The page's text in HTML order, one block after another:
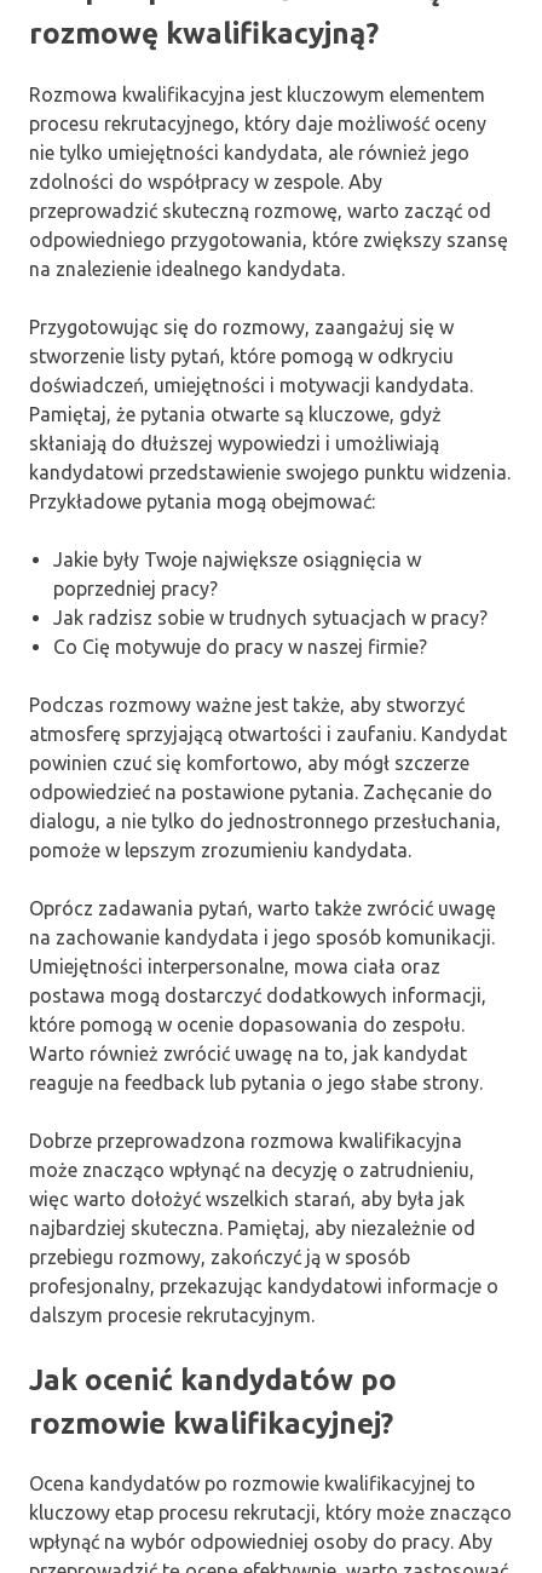
rozmowę kwalifikacyjną?
Rozmowa kwalifikacyjna jest kluczowym elementem
procesu rekrutacyjnego, który daje możliwość oceny
nie tylko umiejętności kandydata, ale również jego
zdolności do współpracy w zespole. Aby
przeprowadzić skuteczną rozmowę, warto zacząć od
odpowiedniego przygotowania, które zwiększy szansę
na znalezienie idealnego kandydata.
Przygotowując się do rozmowy, zaangażuj się w
stworzenie listy pytań, które pomogą w odkryciu
doświadczeń, umiejętności i motywacji kandydata.
Pamiętaj, że pytania otwarte są kluczowe, gdyż
skłaniają do dłuższej wypowiedzi i umożliwiają
kandydatowi przedstawienie swojego punktu widzenia.
Przykładowe pytania mogą obejmować:
Jakie były Twoje największe osiągnięcia w
poprzedniej pracy?
Jak radzisz sobie w trudnych sytuacjach w pracy?
Co Cię motywuje do pracy w naszej firmie?
Podczas rozmowy ważne jest także, aby stworzyć
atmosferę sprzyjającą otwartości i zaufaniu. Kandydat
powinien czuć się komfortowo, aby mógł szczerze
odpowiedzieć na postawione pytania. Zachęcanie do
dialogu, a nie tylko do jednostronnego przesłuchania,
pomoże w lepszym zrozumieniu kandydata.
Oprócz zadawania pytań, warto także zwrócić uwagę
na zachowanie kandydata i jego sposób komunikacji.
Umiejętności interpersonalne, mowa ciała oraz
postawa mogą dostarczyć dodatkowych informacji,
które pomogą w ocenie dopasowania do zespołu.
Warto również zwrócić uwagę na to, jak kandydat
reaguje na feedback lub pytania o jego słabe strony.
Dobrze przeprowadzona rozmowa kwalifikacyjna
może znacząco wpłynąć na decyzję o zatrudnieniu,
więc warto dołożyć wszelkich starań, aby była jak
najbardziej skuteczna. Pamiętaj, aby niezależnie od
przebiegu rozmowy, zakończyć ją w sposób
profesjonalny, przekazując kandydatowi informacje o
dalszym procesie rekrutacyjnym.
Jak ocenić kandydatów po
rozmowie kwalifikacyjnej?
Ocena kandydatów po rozmowie kwalifikacyjnej to
kluczowy etap procesu rekrutacji, który może znacząco
wpłynąć na wybór odpowiedniej osoby do pracy. Aby